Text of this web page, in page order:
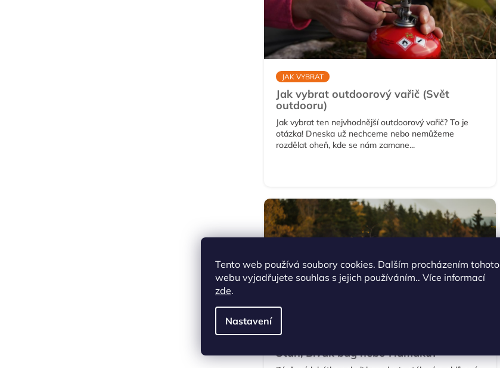
Tento web používá soubory cookies. Dalším procházením tohoto
webu vyjadřujete souhlas s jejich používáním.. Více informací
zde.
Nastavení
JAK VYBRAT
Jak vybrat outdoorový vařič (Svět
outdooru)
Jak vybrat ten nejvhodnější outdoorový vařič? To je
otázka! Dneska už nechceme nebo nemůžeme
rozdělat oheň, kde se nám zamane...
Stan, Bivak bag nebo Hamaku?